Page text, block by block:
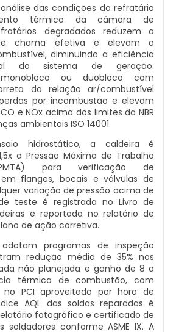
De Calor Sensivel
De Pressão
Na Operação De
De Caldeira
De Segurança Na
Para Caldeiras
Caldeiraria
De Caldeiraria
De Caldeiraria E
Aquatubulares
Em Caldeiras
Caldeiras
Em Caldeiras
Inspeção De Caldeiras
De Caldeiras
Caldeiras
Caldeiras A Vapor
Caldeiras Preço
Caldeiras A Gás
A Lenha
Caldeiras A Pellets
Caldeiras De Aquecimento
Caldeiras Empresa
De Caldeira A Gás
A Vapor
De Vapor
Caldeira A Vapor
A Vapor
A Vapor
Caldeira A Vapor
A Vapor
Caldeira A Vapor
Caldeira A Vapor
A Vapor
Caldeira A Gás
Caldeira A Gás
A Gás
Caldeira A Gás
Caldeira A Gás
Caldeira A Gás
A Gás
A Gás
Gás Natural
das condições do refratário
térmico da câmara de
degradados reduzem a
chama efetiva e elevam o
diminuindo a eficiência
do sistema de geração.
monobloco ou duobloco com
da relação ar/combustível
por incombustão e elevam
e NOx acima dos limites da NBR
ambientais ISO 14001.
hidrostático, a caldeira é
a Pressão Máxima de Trabalho
para verificação de
flanges, bocais e válvulas de
variação de pressão acima de
teste é registrada no Livro de
e reportada no relatório de
de ação corretiva.
programas de inspeção
redução média de 35% nos
não planejada e ganho de 8 a
térmica de combustão, com
PCI aproveitado por hora de
AQL das soldas reparadas é
fotográfico e certificado de
soldadores conforme ASME IX. A